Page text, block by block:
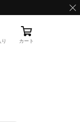
り カート